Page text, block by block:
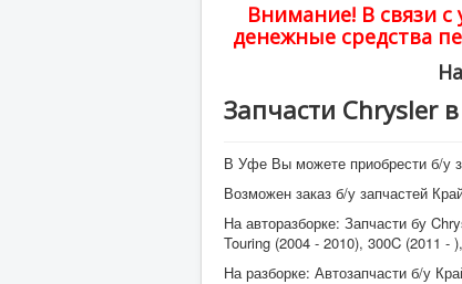
Внимание! В связи
денежные средства
Запчасти Chrysler
В Уфе Вы можете приобрести б/у
Возможен заказ б/у запчастей
На авторазборке: Запчасти бу
Touring (2004 - 2010), 300C (2011 -
На разборке: Автозапчасти б/у